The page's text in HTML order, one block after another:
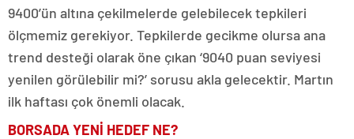
9400’ün altına çekilmelerde gelebilecek tepkileri
ölçmemiz gerekiyor. Tepkilerde gecikme olursa ana
trend desteği olarak öne çıkan ‘9040 puan seviyesi
yenilen görülebilir mi?’ sorusu akla gelecektir. Martın
ilk haftası çok önemli olacak.
BORSADA YENİ HEDEF NE?